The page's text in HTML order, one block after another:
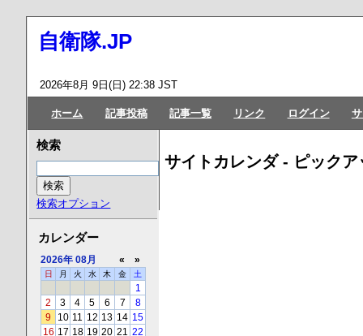
自衛隊.JP
2026年8月 9日(日) 22:38 JST
ホーム 記事投稿 記事一覧 リンク ログイン
サイトカレンダ - ピックア
検索
検索オプション
カレンダー
2026年 08月 « »
日 月 火 水 木 金 土
1
2
3 4 5 6 7
8
9
10 11 12 13 14 15
16 17 18 19 20 21
22